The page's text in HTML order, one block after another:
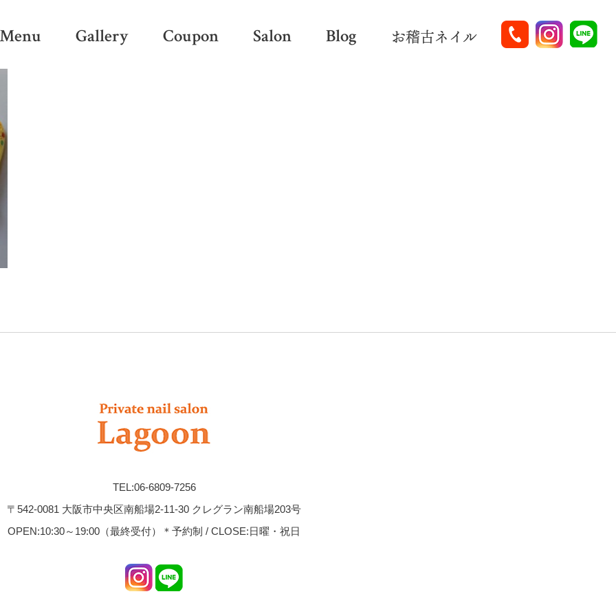
Menu Gallery Coupon Salon Blog お稽古ネイル
TEL:06-6809-7256
〒542-0081 大阪市中央区南船場2-11-30 クレグラン南船場203号
OPEN:10:30～19:00（最終受付）＊予約制 / CLOSE:日曜・祝日